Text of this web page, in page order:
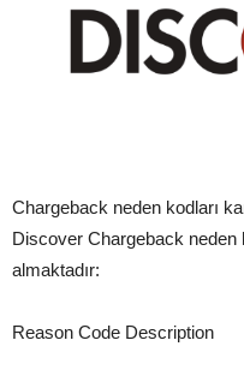
Chargeback neden kodları
Discover Chargeback neden
almaktadır:
Reason Code Description